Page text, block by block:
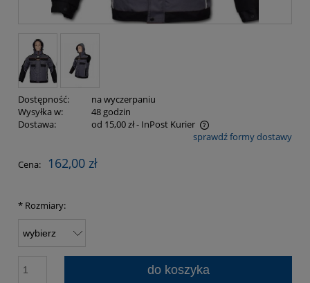
Dostępność:
na wyczerpaniu
Wysyłka w:
48 godzin
Dostawa:
od 15,00 zł- InPost Kurier
Cena nie zawiera ewentualnych kosztów płatnościsprawdź formy dostawy
Cena: 162,00 zł
* Rozmiary:
do koszyka